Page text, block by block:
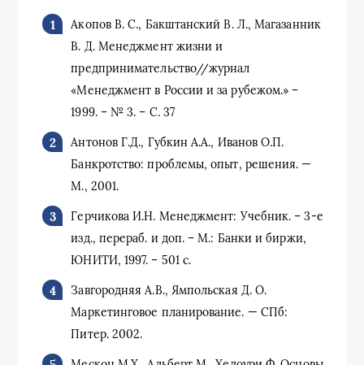
Акопов В. С., Бакштанский В. Л., Магазанник
В. Д. Менеджмент жизни и
предпринимательство//журнал
«Менеджмент в России и за рубежом.» –
1999. – № 3. – С. 37
Антонов Г.Д., Губкин А.А., Иванов О.П.
Банкротство: проблемы, опыт, решения. —
М., 2001.
Герчикова И.Н. Менеджмент: Учебник. – 3-е
изд., перераб. и доп. – М.: Банки и биржи,
ЮНИТИ, 1997. – 501 с.
Завгородняя А.В., Ямпольская Д. О.
Маркетинговое планирование. — СПб:
Питер. 2002.